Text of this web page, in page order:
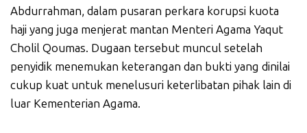
Abdurrahman, dalam pusaran perkara korupsi kuota
haji yang juga menjerat mantan Menteri Agama Yaqut
Cholil Qoumas. Dugaan tersebut muncul setelah
penyidik menemukan keterangan dan bukti yang dinilai
cukup kuat untuk menelusuri keterlibatan pihak lain di
luar Kementerian Agama.